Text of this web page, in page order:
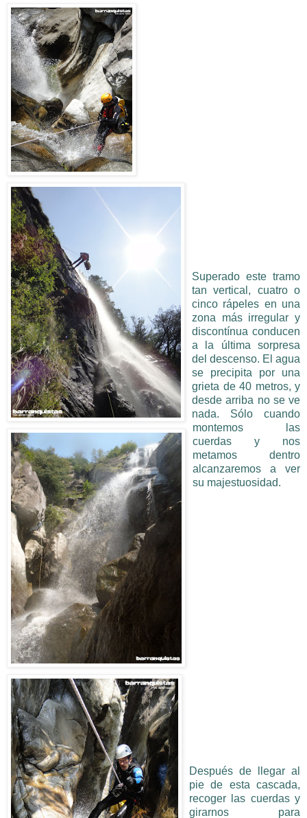
Superado este tramo
tan vertical, cuatro o
cinco rápeles en una
zona más irregular y
discontínua conducen
a la última sorpresa
del descenso. El agua
se precipita por una
grieta de 40 metros, y
desde arriba no se ve
nada. Sólo cuando
montemos las
cuerdas y nos
metamos dentro
alcanzaremos a ver
su majestuosidad.
Después de llegar al
pie de esta cascada,
recoger las cuerdas y
girarnos para